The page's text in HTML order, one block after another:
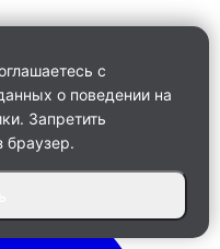
с
о поведении на
Запретить
браузер.